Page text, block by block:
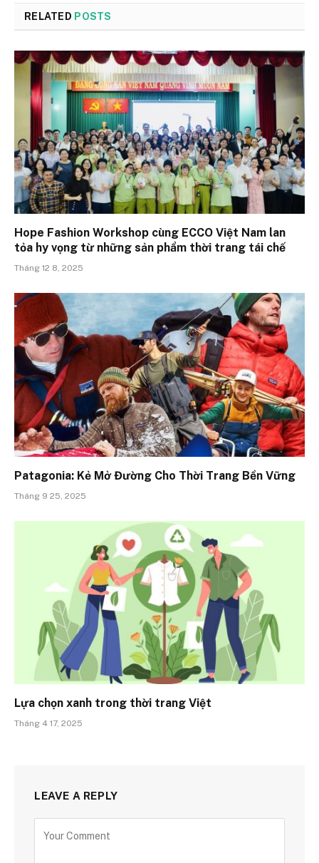
RELATED POSTS
Hope Fashion Workshop cùng ECCO Việt Nam lan
tỏa hy vọng từ những sản phẩm thời trang tái chế
Tháng 12 8, 2025
Patagonia: Kẻ Mở Đường Cho Thời Trang Bền Vững
Tháng 9 25, 2025
Lựa chọn xanh trong thời trang Việt
Tháng 4 17, 2025
LEAVE A REPLY